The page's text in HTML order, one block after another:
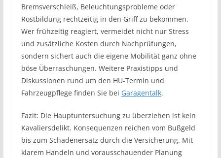
Bremsverschleiß, Beleuchtungsprobleme oder
Rostbildung rechtzeitig in den Griff zu bekommen.
Wer frühzeitig reagiert, vermeidet nicht nur Stress
und zusätzliche Kosten durch Nachprüfungen,
sondern sichert auch die eigene Mobilität ganz ohne
böse Überraschungen. Weitere Praxistipps und
Diskussionen rund um den HU-Termin und
Fahrzeugpflege finden Sie bei Garagentalk.
Fazit: Die Hauptuntersuchung zu überziehen ist kein
Kavaliersdelikt. Konsequenzen reichen vom Bußgeld
bis zum Schadenersatz durch die Versicherung. Mit
klarem Handeln und vorausschauender Planung